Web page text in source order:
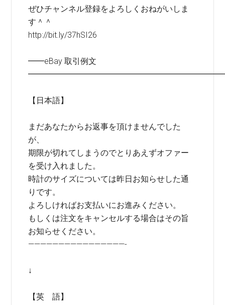
ぜひチャンネル登録をよろしくおねがいしま
す＾＾
http://bit.ly/37hSI26
━━eBay 取引例文
【日本語】
まだあなたからお返事を頂けませんでした
が、
期限が切れてしまうのでとりあえずオファー
を受け入れました。
時計のサイズについては昨日お知らせした通
りです。
よろしければお支払いにお進みください。
もしくは注文をキャンセルする場合はその旨
お知らせください。
————————————————-
↓
【英 語】